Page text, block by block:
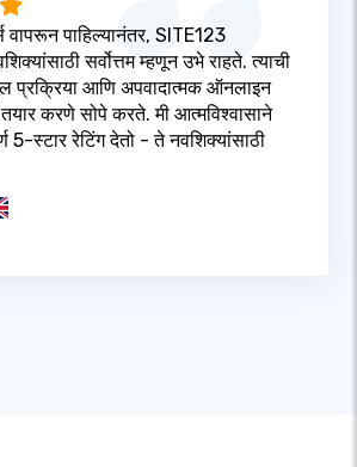
वापरून पाहिल्यानंतर, SITE123
सर्वोत्तम म्हणून उभे राहते. त्याची
प्रक्रिया आणि अपवादात्मक ऑनलाइन
करणे सोपे करते. मी आत्मविश्वासाने
5-स्टार रेटिंग देतो - ते नवशिक्यांसाठी